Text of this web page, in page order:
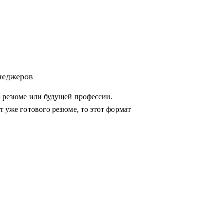
для
для достижения целей.
эффективные
командами, заказчиками и
резюме или будущей профессии.
уже готового резюме, то этот формат